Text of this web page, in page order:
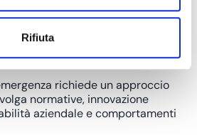
Rifiuta
da microplastiche
richiede un approccio
normative, innovazione
aziendale e comportamenti